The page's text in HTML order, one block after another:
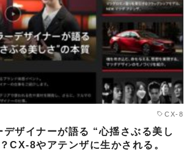
CX-8
デザイナーが語る “心揺さぶる美し
CX-8やアテンザに生かされる。